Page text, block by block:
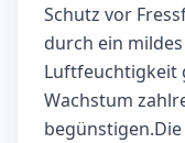
Schutz vor
durch ein
Luftfeuchtigkeit
Wachstum